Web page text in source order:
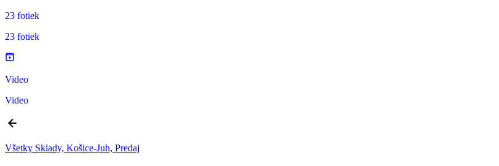
23 fotiek
23 fotiek
Video
Video
Všetky Sklady, Košice-Juh, Predaj